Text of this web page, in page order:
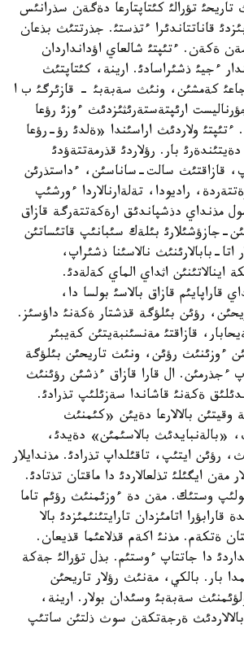
تؤرالئ كئتاپتارعا دةگةن سذرانئس
قاناتتاندئرا ءتذستئ. جذرتتئث بذعان
ةكةن. ءتئپتئ شالعاي اؤدانداردان
ءجيئ ذشئراسادئ. ارينة، كئتاپتئث
جاعئ كةمشئن، ونئث سةبةبئ - قازئرگئ ب ا
ارئپتةستةرئثئزدئث ءوزئ رؤعا
ءتئپتئ ولاردئث اراسئندا «ةلدئ رؤ-رؤعا
بار. رؤلاردئ قذرمةتتةؤدئ
قازاقتئث سالت-ساناسئن، ءداستذرئن
راديودا، تةلةارنالاردا ءورشئپ
مذنداي دذشپاندئق ارةكةتتةرگة قازاق
جازؤشئلارئ بئلةك سئبانئپ قاتئساتئن
بابالارئنئث نالاسئنا ذشئراپ،
اينالاتئنئن اثداي الماي كةلةدئ.
قاراپايئم قازاق بالاسئ بولسا دا،
رؤئن بئلؤگة قذشتار ةكةنئ داؤسئز.
قازاقتئ مةنسئنبةيتئن كةيبئر
ءوزئنئث رؤئن، ونئث تاريحئن بئلؤگة
ءجذرمئن. ال قارا قازاق ءذشئن رؤئنئث
ةكةنئ قاشاندا سةزئلئپ تذرادئ.
وقيتئن بالالارعا دةيئن «كئمنئث
بالاسئمئن» دةيدئ،
ايتئپ، تاقئلداپ تذرادئ. مذندايلار
مةن ايگئلئ تذلعالاردئ دا ماقتان تذتادئ.
وستئك. مةن دة ءوزئمنئث رؤئم تاما
اتامئزدان تارايتئنئمئزدئ بالا
ةتكةم. مذنئ اكةم قذلاعئما قذيعان.
دا جاتتاپ ءوستئم. بذل تؤرالئ جةكة
بار. بالكي، مةنئث رؤلار تاريحئن
سةبةبئ وسئدان بولار. ارينة،
ةرجةتكةن سوث ذلتئن ساتئپ